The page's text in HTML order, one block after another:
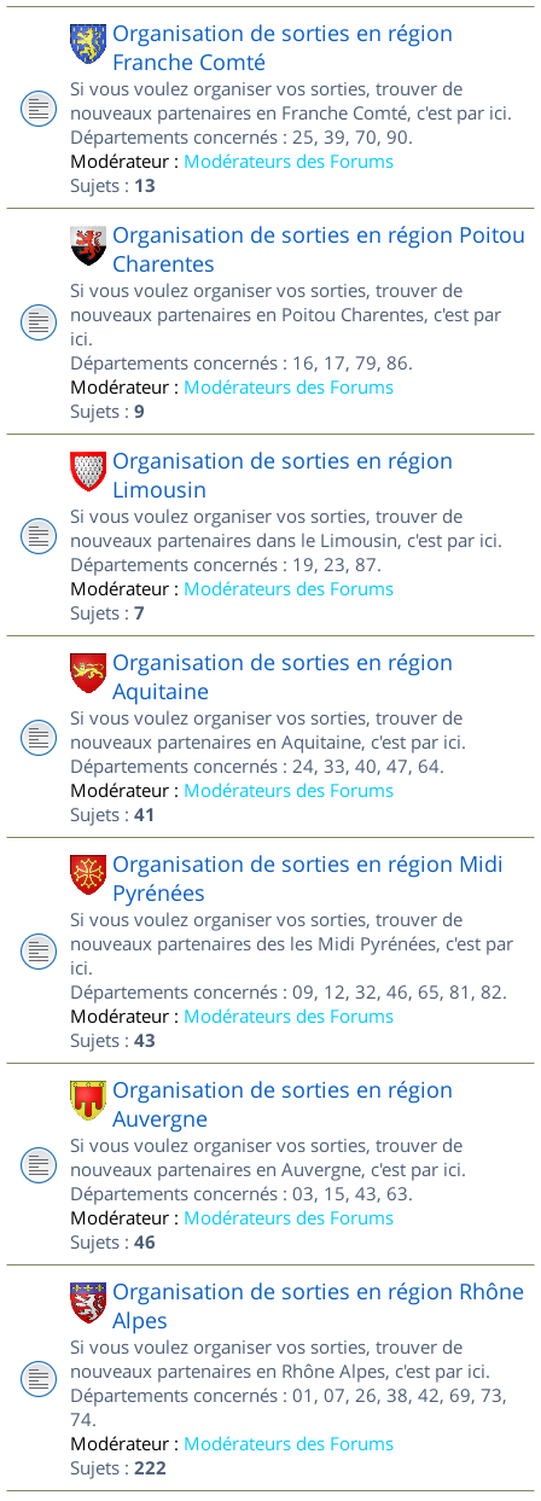
Organisation de sorties en région
Franche Comté
Si vous voulez organiser vos sorties, trouver de
nouveaux partenaires en Franche Comté, c'est par ici.
Départements concernés : 25, 39, 70, 90.
Modérateur : Modérateurs des Forums
Sujets : 13
Organisation de sorties en région Poitou
Charentes
Si vous voulez organiser vos sorties, trouver de
nouveaux partenaires en Poitou Charentes, c'est par
ici.
Départements concernés : 16, 17, 79, 86.
Modérateur : Modérateurs des Forums
Sujets : 9
Organisation de sorties en région
Limousin
Si vous voulez organiser vos sorties, trouver de
nouveaux partenaires dans le Limousin, c'est par ici.
Départements concernés : 19, 23, 87.
Modérateur : Modérateurs des Forums
Sujets : 7
Organisation de sorties en région
Aquitaine
Si vous voulez organiser vos sorties, trouver de
nouveaux partenaires en Aquitaine, c'est par ici.
Départements concernés : 24, 33, 40, 47, 64.
Modérateur : Modérateurs des Forums
Sujets : 41
Organisation de sorties en région Midi
Pyrénées
Si vous voulez organiser vos sorties, trouver de
nouveaux partenaires des les Midi Pyrénées, c'est par
ici.
Départements concernés : 09, 12, 32, 46, 65, 81, 82.
Modérateur : Modérateurs des Forums
Sujets : 43
Organisation de sorties en région
Auvergne
Si vous voulez organiser vos sorties, trouver de
nouveaux partenaires en Auvergne, c'est par ici.
Départements concernés : 03, 15, 43, 63.
Modérateur : Modérateurs des Forums
Sujets : 46
Organisation de sorties en région Rhône
Alpes
Si vous voulez organiser vos sorties, trouver de
nouveaux partenaires en Rhône Alpes, c'est par ici.
Départements concernés : 01, 07, 26, 38, 42, 69, 73,
74.
Modérateur : Modérateurs des Forums
Sujets : 222